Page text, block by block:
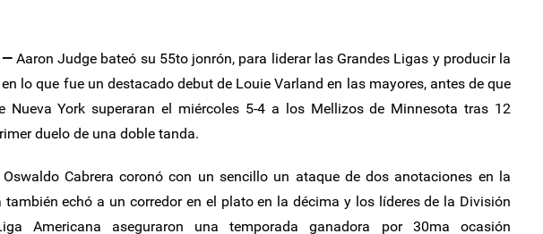
—Aaron Judge bateó su 55to jonrón, para liderar las Grandes Ligas y producir la
lo que fue un destacado debut de Louie Varland en las mayores, antes de que
Nueva York superaran el miércoles 5-4 a los Mellizos de Minnesota tras 12
duelo de una doble tanda.
Oswaldo Cabrera coronó con un sencillo un ataque de dos anotaciones en la
también echó a un corredor en el plato en la décima y los líderes de la División
Americana aseguraron una temporada ganadora por 30ma ocasión